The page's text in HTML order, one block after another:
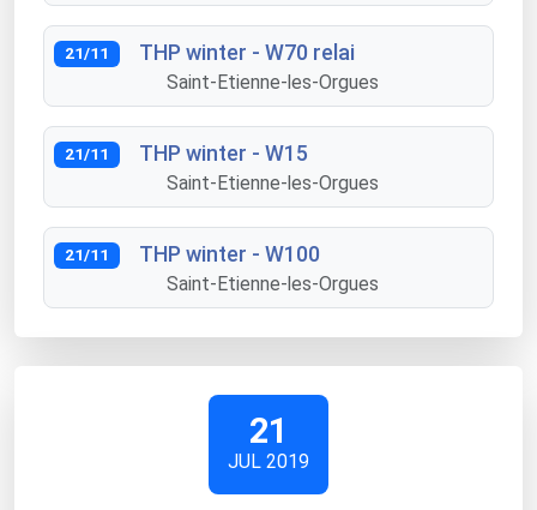
21/11 THP winter - W70 relai
Saint-Etienne-les-Orgues
21/11 THP winter - W15
Saint-Etienne-les-Orgues
21/11 THP winter - W100
Saint-Etienne-les-Orgues
21
JUL 2019